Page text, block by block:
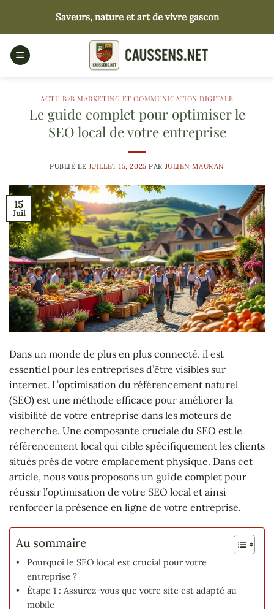
contenu
Saveurs, nature et art de vivre gascon
ACTU,B2B,MARKETING ET COMMUNICATION DIGITALE
Le guide complet pour optimiser le
SEO local de votre entreprise
PUBLIÉ LE JUILLET 15, 2025 PAR JULIEN MAURAN
15
Juil
Dans un monde de plus en plus connecté, il est
essentiel pour les entreprises d’être visibles sur
internet. L’optimisation du référencement naturel
(SEO) est une méthode efficace pour améliorer la
visibilité de votre entreprise dans les moteurs de
recherche. Une composante cruciale du SEO est le
référencement local qui cible spécifiquement les clients
situés près de votre emplacement physique. Dans cet
article, nous vous proposons un guide complet pour
réussir l’optimisation de votre SEO local et ainsi
renforcer la présence en ligne de votre entreprise.
Au sommaire
Pourquoi le SEO local est crucial pour votre
entreprise ?
Étape 1 : Assurez-vous que votre site est adapté au
mobile